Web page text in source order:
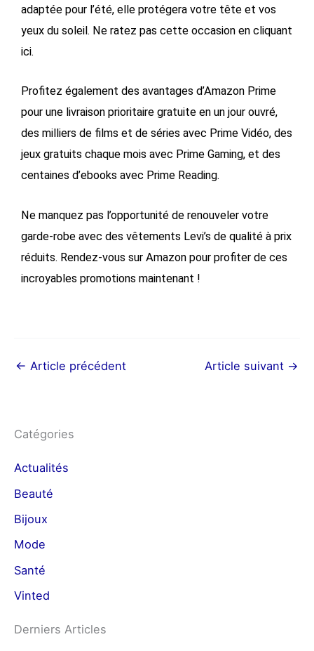
adaptée pour l’été, elle protégera votre tête et vos
yeux du soleil. Ne ratez pas cette occasion en cliquant
ici.
Profitez également des avantages d’Amazon Prime
pour une livraison prioritaire gratuite en un jour ouvré,
des milliers de films et de séries avec Prime Vidéo, des
jeux gratuits chaque mois avec Prime Gaming, et des
centaines d’ebooks avec Prime Reading.
Ne manquez pas l’opportunité de renouveler votre
garde-robe avec des vêtements Levi’s de qualité à prix
réduits. Rendez-vous sur Amazon pour profiter de ces
incroyables promotions maintenant !
← Article précédent Article suivant →
Catégories
Actualités
Beauté
Bijoux
Mode
Santé
Vinted
Derniers Articles